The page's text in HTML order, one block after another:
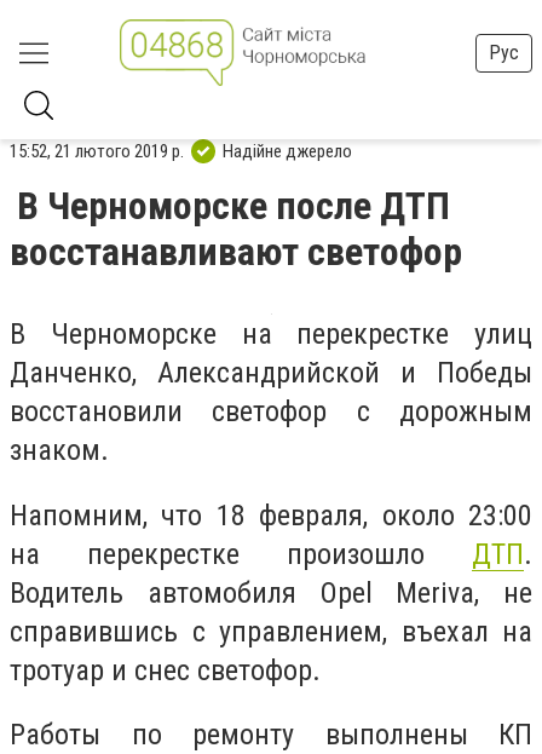
Рус
15:52, 21 лютого 2019 р. Надійне джерело
В Черноморске после ДТП
восстанавливают светофор
В Черноморске на перекрестке улиц
Данченко, Александрийской и Победы
восстановили светофор с дорожным
знаком.
Напомним, что 18 февраля, около 23:00
на перекрестке произошло ДТП.
Водитель автомобиля Opel Meriva, не
справившись с управлением, въехал на
тротуар и снес светофор.
Работы по ремонту выполнены КП